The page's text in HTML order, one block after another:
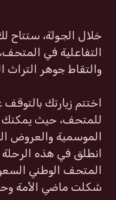
خلال الجولة، ستتاح
التفاعلية في
والتقاط جوهر التراث
اختتم زيارتك
للمتحف، حيث يمكنك
الموسمية والعروض
انطلق في هذه الرحلة
المتحف الوطني
شكلت ماضي الأمة